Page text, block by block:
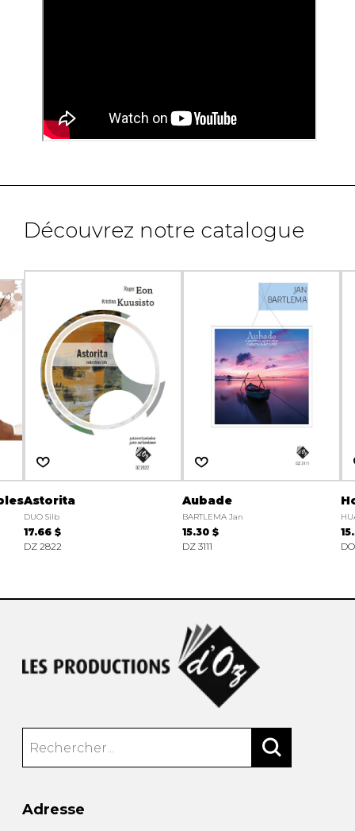
Découvrez notre catalogue
Astorita
DUO Silb
17.66 $
DZ 2822
Aubade
BARTLEMA Jan
15.30 $
DZ 3111
Adresse